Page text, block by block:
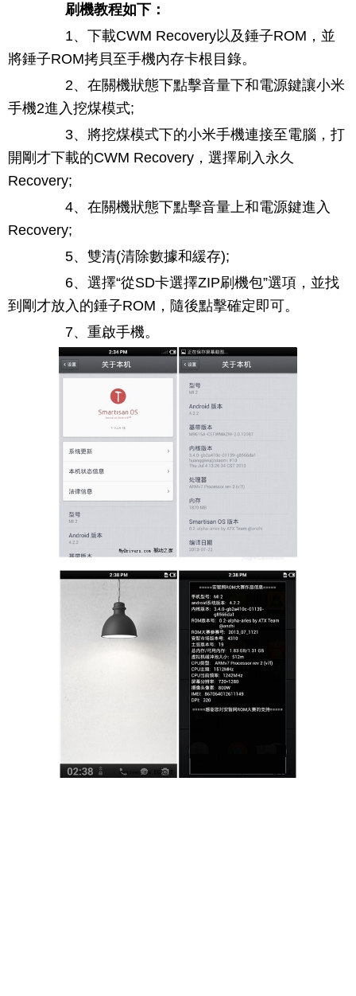
刷機教程如下：
1、下載CWM Recovery以及錘子ROM，並
將錘子ROM拷貝至手機內存卡根目錄。
2、在關機狀態下點擊音量下和電源鍵讓小米
手機2進入挖煤模式;
3、將挖煤模式下的小米手機連接至電腦，打
開剛才下載的CWM Recovery，選擇刷入永久
Recovery;
4、在關機狀態下點擊音量上和電源鍵進入
Recovery;
5、雙清(清除數據和緩存);
6、選擇“從SD卡選擇ZIP刷機包”選項，並找
到剛才放入的錘子ROM，隨後點擊確定即可。
7、重啟手機。